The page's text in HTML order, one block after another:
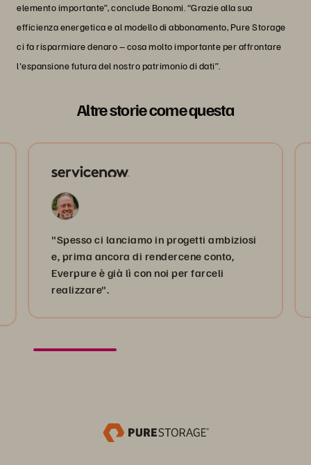
elemento importante”, conclude Bonomi. “Grazie alla sua
efficienza energetica e al modello di abbonamento, Pure Storage
ci fa risparmiare denaro – cosa molto importante per affrontare
l'espansione futura del nostro patrimonio di dati”.
Altre storie come questa
"Spesso ci lanciamo in progetti ambiziosi
e, prima ancora di rendercene conto,
Everpure è già lì con noi per farceli
realizzare".